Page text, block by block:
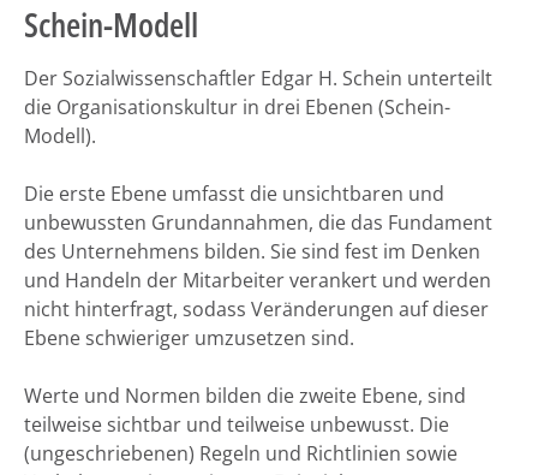
Schein-Modell
Der Sozialwissenschaftler Edgar H. Schein unterteilt
die Organisationskultur in drei Ebenen (Schein-
Modell).
Die erste Ebene umfasst die unsichtbaren und
unbewussten Grundannahmen, die das Fundament
des Unternehmens bilden. Sie sind fest im Denken
und Handeln der Mitarbeiter verankert und werden
nicht hinterfragt, sodass Veränderungen auf dieser
Ebene schwieriger umzusetzen sind.
Werte und Normen bilden die zweite Ebene, sind
teilweise sichtbar und teilweise unbewusst. Die
(ungeschriebenen) Regeln und Richtlinien sowie